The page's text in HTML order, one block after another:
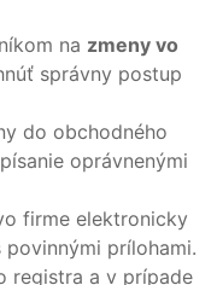
na zmeny vo
správny postup
do obchodného
oprávnenými
firme elektronicky
prílohami.
registra a v prípade